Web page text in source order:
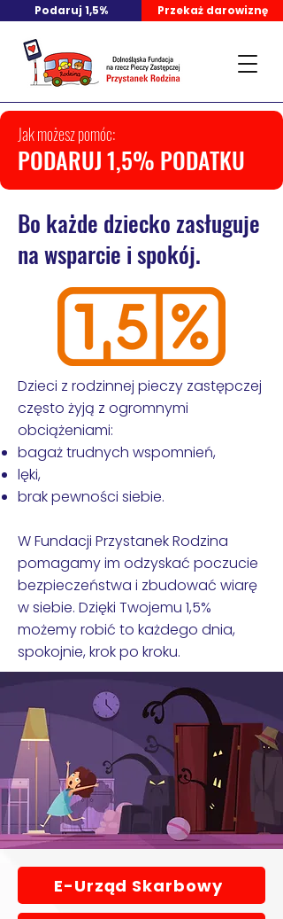
Podaruj 1,5% Przekaż darowiznę
Jak możesz pomóc:
PODARUJ 1,5% PODATKU
Bo każde dziecko zasługuje
na wsparcie i spokój.
Dzieci z rodzinnej pieczy zastępczej
często żyją z ogromnymi
obciążeniami:
bagaż trudnych wspomnień,
lęki,
brak pewności siebie.
W Fundacji Przystanek Rodzina
pomagamy im odzyskać poczucie
bezpieczeństwa i zbudować wiarę
w siebie. Dzięki Twojemu 1,5%
możemy robić to każdego dnia,
spokojnie, krok po kroku.
E-Urząd Skarbowy